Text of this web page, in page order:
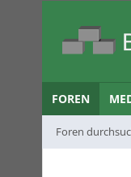
FOREN
Foren